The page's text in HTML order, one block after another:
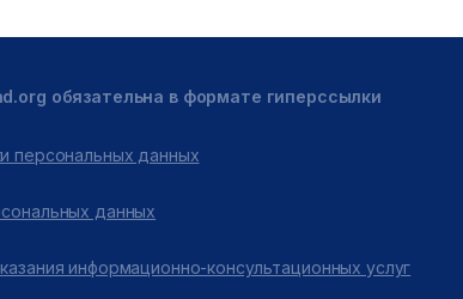
обязательна в формате гиперссылки
персональных данных
данных
информационно-консультационных услуг